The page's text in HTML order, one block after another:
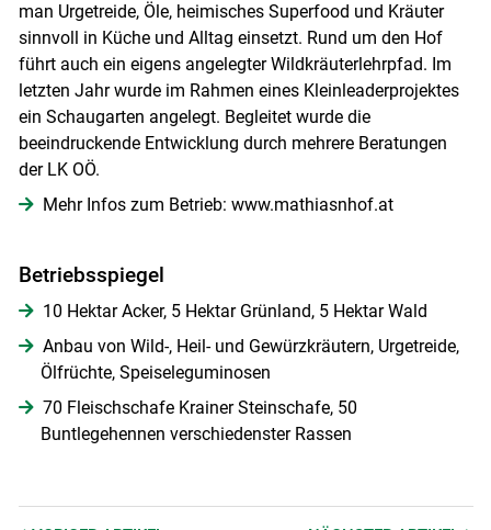
man Urgetreide, Öle, heimisches Superfood und Kräuter
sinnvoll in Küche und Alltag einsetzt. Rund um den Hof
führt auch ein eigens angelegter Wildkräuterlehrpfad. Im
letzten Jahr wurde im Rahmen eines Kleinleaderprojektes
ein Schaugarten angelegt. Begleitet wurde die
beeindruckende Entwicklung durch mehrere Beratungen
der LK OÖ.
Mehr Infos zum Betrieb: www.mathiasnhof.at
Betriebsspiegel
10 Hektar Acker, 5 Hektar Grünland, 5 Hektar Wald
Anbau von Wild-, Heil- und Gewürzkräutern, Urgetreide,
Ölfrüchte, Speiseleguminosen
70 Fleischschafe Krainer Steinschafe, 50
Buntlegehennen verschiedenster Rassen